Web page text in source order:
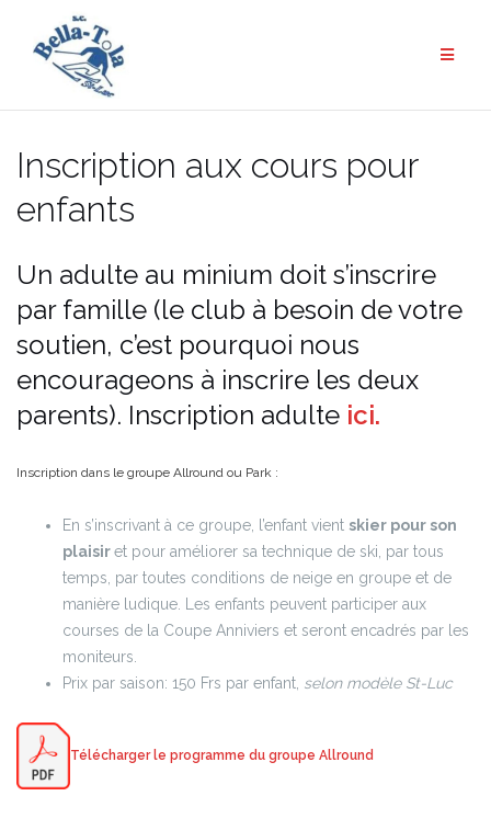
contenu
Inscription aux cours pour
enfants
Un adulte au minium doit s’inscrire
par famille (le club à besoin de votre
soutien, c’est pourquoi nous
encourageons à inscrire les deux
parents). Inscription adulte ici.
Inscription dans le groupe Allround ou Park :
En s’inscrivant à ce groupe, l’enfant vient skier pour son
plaisiret pour améliorer sa technique de ski, par tous
temps, par toutes conditions de neige en groupe et de
manière ludique. Les enfants peuvent participer aux
courses de la Coupe Anniviers et seront encadrés par les
moniteurs.
Prix par saison: 150 Frs par enfant, selon modèle St-Luc
Télécharger le programme du groupe Allround